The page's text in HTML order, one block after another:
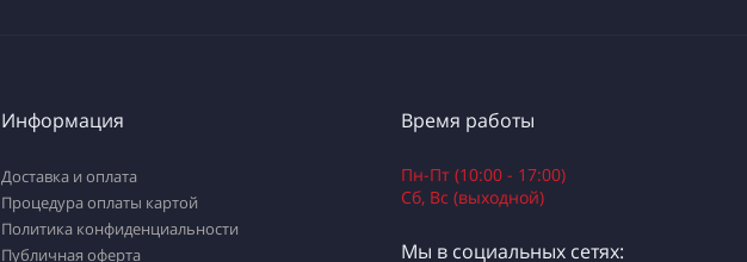
Информация
Доставка и оплата
Процедура оплаты картой
Политика конфиденциальности
Публичная оферта
Время работы
Пн-Пт (10:00 - 17:00)
Сб, Вс (выходной)
Мы в социальных сетях: